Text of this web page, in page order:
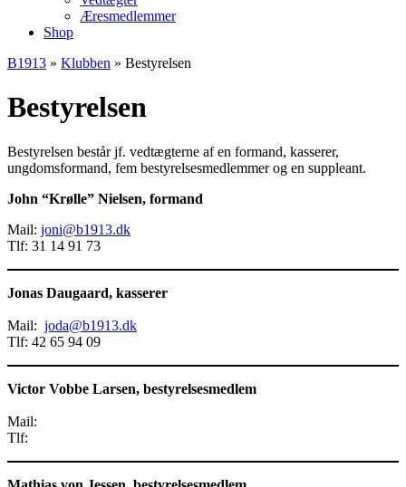
Æresmedlemmer
Shop
B1913 » Klubben » Bestyrelsen
Bestyrelsen
Bestyrelsen består jf. vedtægterne af en formand, kasserer,
ungdomsformand, fem bestyrelsesmedlemmer og en suppleant.
John “Krølle” Nielsen, formand
Mail: joni@b1913.dk
Tlf: 31 14 91 73
Jonas Daugaard, kasserer
Mail: joda@b1913.dk
Tlf: 42 65 94 09
Victor Vobbe Larsen, bestyrelsesmedlem
Mail:
Tlf: